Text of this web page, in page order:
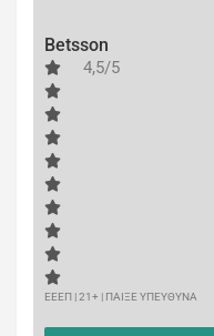
Betsson
4,5/5
ΕΕΕΠ | 21+ | ΠΑΙΞΕ ΥΠΕΥΘΥΝΑ